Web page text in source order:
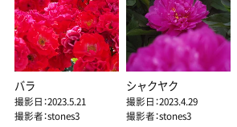
バラ
撮影日：2023.5.21
撮影者：stones3
シャクヤク
撮影日：2023.4.29
撮影者：stones3